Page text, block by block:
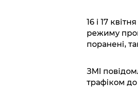
16 і 17
режиму
поранені,
ЗМІ
трафіком до